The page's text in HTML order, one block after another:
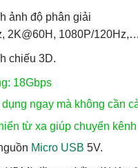
ảnh độ phân giải
2K@60H, 1080P/120Hz,…
chiếu 3D.
18Gbps
ngay mà không cần
từ xa giúp chuyển
Micro USB 5V.